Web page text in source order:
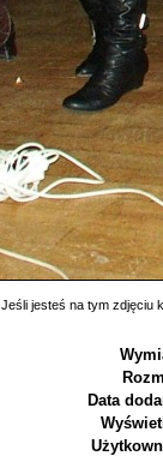
Jeśli jesteś na tym zdjęciu
Data